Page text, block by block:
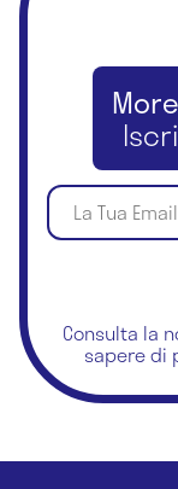
More
Consulta la
sapere di